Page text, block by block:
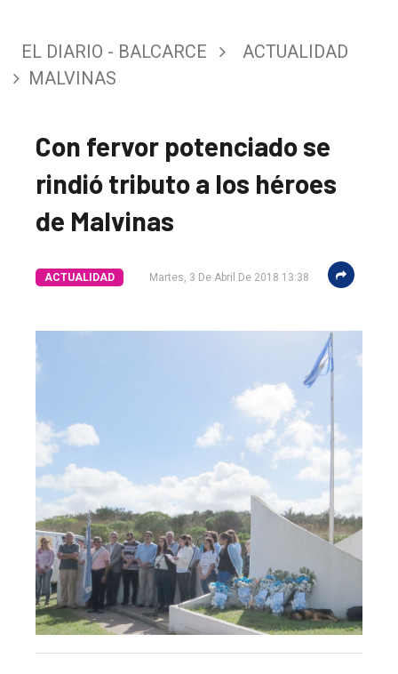
EL DIARIO - BALCARCE
ACTUALIDAD
MALVINAS
Con fervor potenciado se
rindió tributo a los héroes
de Malvinas
ACTUALIDAD Martes, 3 De Abril De 2018 13:38